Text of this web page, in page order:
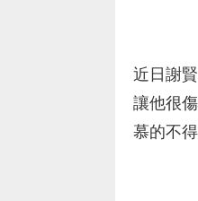
近日謝
讓他很
慕的不得